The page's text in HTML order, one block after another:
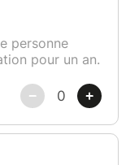
personne
pour un an.